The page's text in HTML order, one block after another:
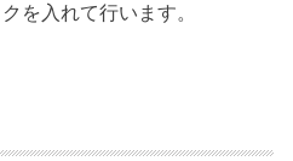
を入れて行います。